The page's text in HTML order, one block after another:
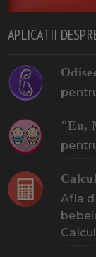
APLICATII
"Eu,
Afla